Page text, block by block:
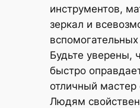
инструментов,
зеркал и
Будьте уверены,
быстро
отличный мастер
Людям